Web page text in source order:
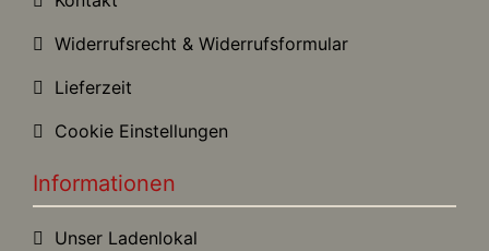
Widerrufsrecht & Widerrufsformular
Lieferzeit
Cookie Einstellungen
Informationen
Unser Ladenlokal